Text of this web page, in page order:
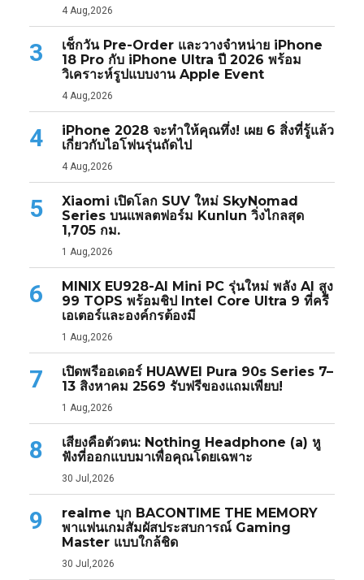
4 Aug,2026
3
เช็กวัน Pre-Order และวางจำหน่าย iPhone
18 Pro กับ iPhone Ultra ปี 2026 พร้อม
วิเคราะห์รูปแบบงาน Apple Event
4 Aug,2026
4
iPhone 2028 จะทำให้คุณทึ่ง! เผย 6 สิ่งที่รู้แล้ว
เกี่ยวกับไอโฟนรุ่นถัดไป
4 Aug,2026
5
Xiaomi เปิดโลก SUV ใหม่ SkyNomad
Series บนแพลตฟอร์ม Kunlun วิ่งไกลสุด
1,705 กม.
1 Aug,2026
6
MINIX EU928-AI Mini PC รุ่นใหม่ พลัง AI สูง
99 TOPS พร้อมชิป Intel Core Ultra 9 ที่ครี
เอเตอร์และองค์กรต้องมี
1 Aug,2026
7
เปิดพรีออเดอร์ HUAWEI Pura 90s Series 7–
13 สิงหาคม 2569 รับฟรีของแถมเพียบ!
1 Aug,2026
8
เสียงคือตัวตน: Nothing Headphone (a) หู
ฟังที่ออกแบบมาเพื่อคุณโดยเฉพาะ
30 Jul,2026
9
realme บุก BACONTIME THE MEMORY
พาแฟนเกมสัมผัสประสบการณ์ Gaming
Master แบบใกล้ชิด
30 Jul,2026